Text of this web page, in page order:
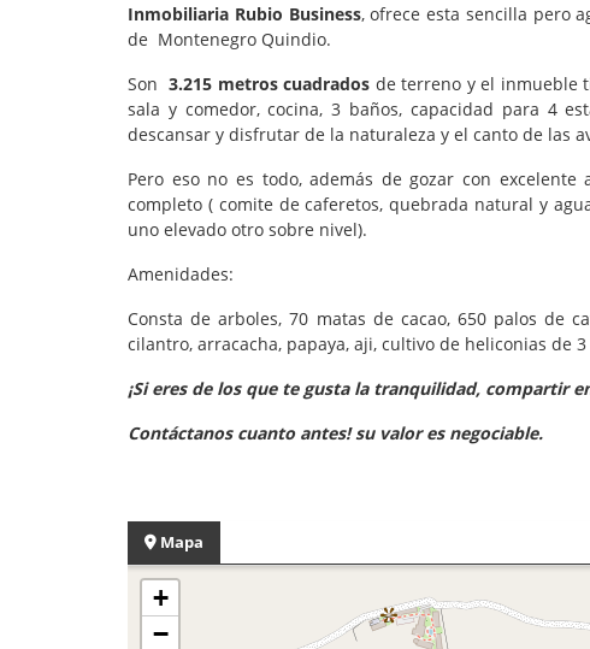
Inmobiliaria Rubio Business, ofrece esta sencilla pero
de Montenegro Quindio.
Son 3.215 metros cuadrados de terreno y el inmueble
sala y comedor, cocina, 3 baños, capacidad para 4
descansar y disfrutar de la naturaleza y el canto de las
Pero eso no es todo, además de gozar con
completo ( comite de caferetos, quebrada natural y
uno elevado otro sobre nivel).
Amenidades:
Consta de arboles, 70 matas de cacao, 650 palos de
cilantro, arracacha, papaya, aji, cultivo de heliconias de
¡Si eres de los que te gusta la tranquilidad, compartir
Contáctanos cuanto antes! su valor es negociable.
Mapa
+
−